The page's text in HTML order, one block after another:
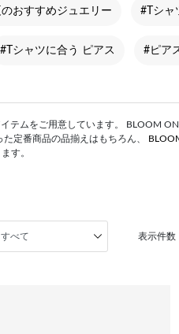
おすすめジュエリー #Tシャ
#Tシャツに合う ピアス #ピア
テムをご用意しています。 BLOOM
た定番商品の品揃えはもちろん、
す。
表示件数